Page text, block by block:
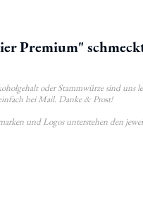
Premium"
oder Stammwürze sind
bei Mail. Danke & Prost!
und Logos unterstehen den